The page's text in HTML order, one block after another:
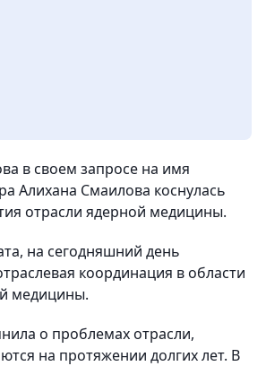
в своем запросе на имя
Алихана Смаилова коснулась
отрасли ядерной медицины.
на сегодняшний день
координация в области
медицины.
о проблемах отрасли,
на протяжении долгих лет. В